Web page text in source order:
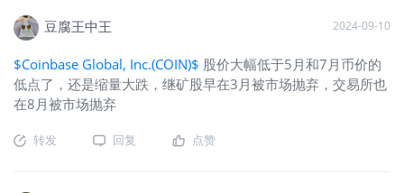
豆腐王中王 2024-09-10
$Coinbase Global, Inc.(COIN)$ 股价大幅低于5月和7月币价的
低点了，还是缩量大跌，继矿股早在3月被市场抛弃，交易所也
在8月被市场抛弃
转发 回复 点赞